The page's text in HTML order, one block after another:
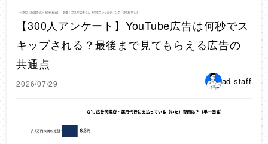
【300人アンケート】YouTube広告は何秒でス
キップされる？最後まで見てもらえる広告の
共通点
2026/07/29 ad-staff